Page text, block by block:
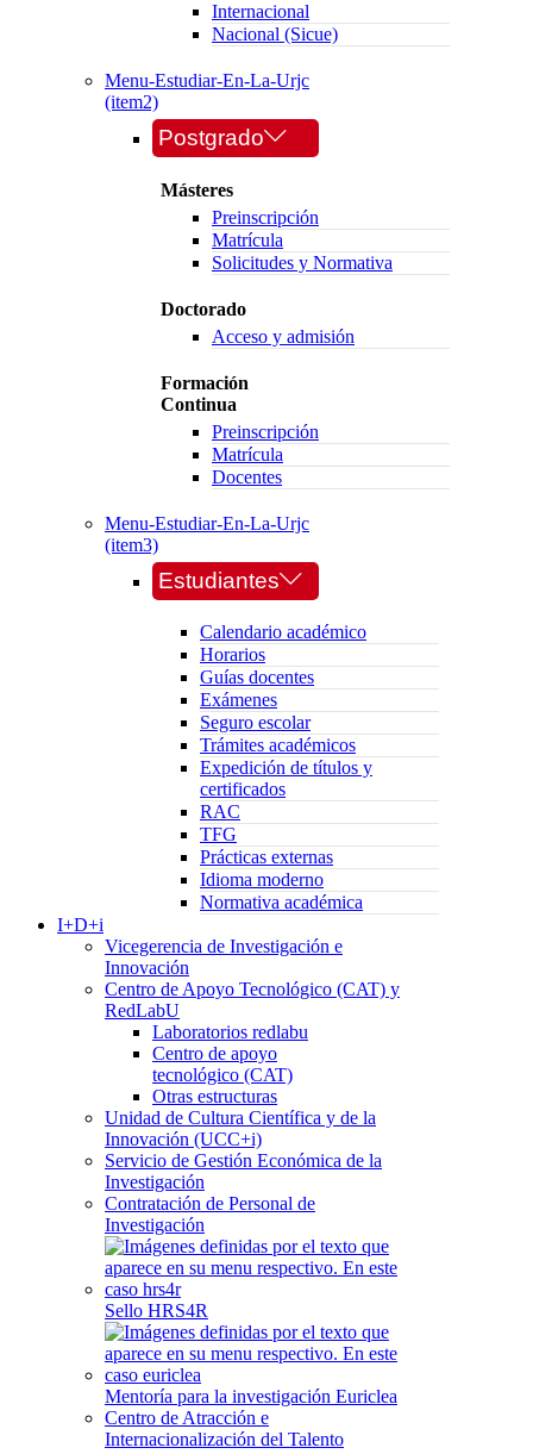
Internacional
Nacional (Sicue)
Menu-Estudiar-En-La-Urjc
(item2)
Postgrado
Másteres
Preinscripción
Matrícula
Solicitudes y Normativa
Doctorado
Acceso y admisión
Formación
Continua
Preinscripción
Matrícula
Docentes
Menu-Estudiar-En-La-Urjc
(item3)
Estudiantes
Calendario académico
Horarios
Guías docentes
Exámenes
Seguro escolar
Trámites académicos
Expedición de títulos y
certificados
RAC
TFG
Prácticas externas
Idioma moderno
Normativa académica
I+D+i
Vicegerencia de Investigación e
Innovación
Centro de Apoyo Tecnológico (CAT) y
RedLabU
Laboratorios redlabu
Centro de apoyo
tecnológico (CAT)
Otras estructuras
Unidad de Cultura Científica y de la
Innovación (UCC+i)
Servicio de Gestión Económica de la
Investigación
Contratación de Personal de
Investigación
Sello HRS4R
Mentoría para la investigación Euriclea
Centro de Atracción e
Internacionalización del Talento